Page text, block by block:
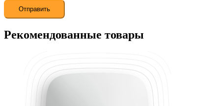
Рекомендованные товары